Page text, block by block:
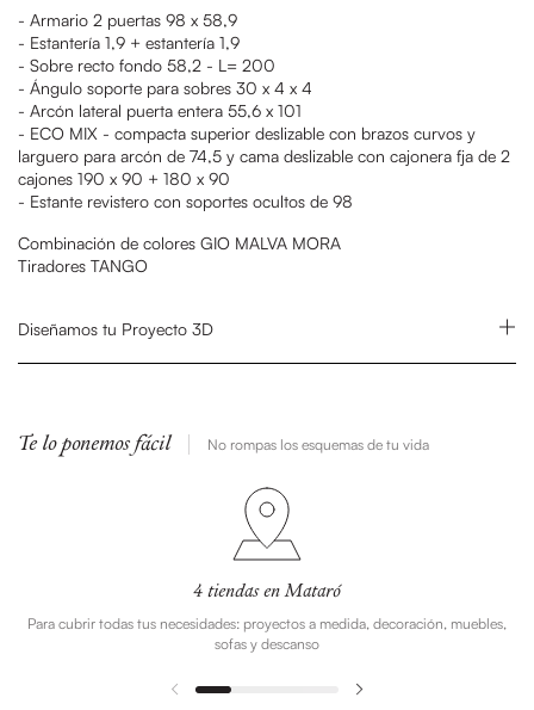
- Armario 2 puertas 98 x 58,9
- Estantería 1,9 + estantería 1,9
- Sobre recto fondo 58,2 - L= 200
- Ángulo soporte para sobres 30 x 4 x 4
- Arcón lateral puerta entera 55,6 x 101
- ECO MIX - compacta superior deslizable con brazos curvos y
larguero para arcón de 74,5 y cama deslizable con cajonera fja de 2
cajones 190 x 90 + 180 x 90
- Estante revistero con soportes ocultos de 98
Combinación de colores GIO MALVA MORA
Tiradores TANGO
Diseñamos tu Proyecto 3D
Te lo ponemos fácil No rompas los esquemas de tu vida
4 tiendas en Mataró
Para cubrir todas tus necesidades: proyectos a medida, decoración, muebles,
sofas y descanso